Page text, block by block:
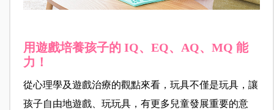
用遊戲培養孩子的 IQ、EQ、AQ、MQ 能
力！
從心理學及遊戲治療的觀點來看，玩具不僅是玩具，讓
孩子自由地遊戲、玩玩具，有更多兒童發展重要的意